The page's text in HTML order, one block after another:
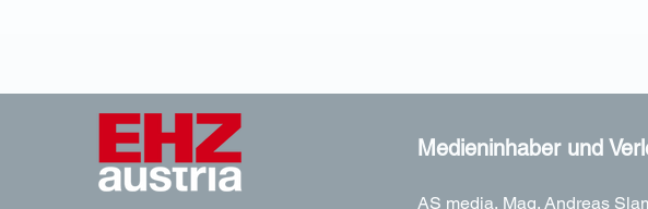
Medieninhaber und
AS media, Mag. Andreas